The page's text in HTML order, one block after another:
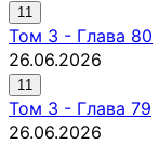
11
Том 3 - Глава 80
26.06.2026
11
Том 3 - Глава 79
26.06.2026